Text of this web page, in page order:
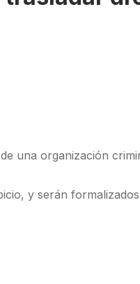
una organización
y serán